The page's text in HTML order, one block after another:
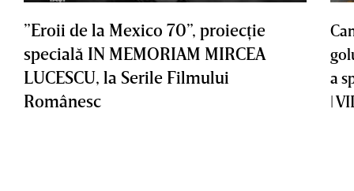
”Eroii de la Mexico 70”, proiecţie
specială IN MEMORIAM MIRCEA
LUCESCU, la Serile Filmului
Românesc
a
|